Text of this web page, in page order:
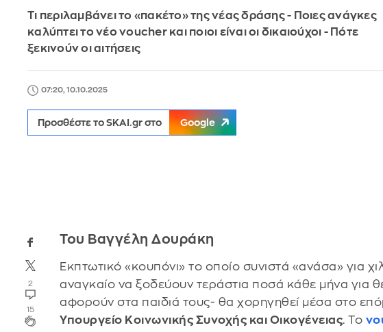
Τι περιλαμβάνει το «πακέτο» της νέας δράσης - Ποιες ανάγκες
καλύπτει το νέο voucher και ποιοι είναι οι δικαιούχοι - Πότε
ξεκινούν οι αιτήσεις
07:20, 10.10.2025
Προσθέστε το SKAI.gr στο Google
2
15
Του Βαγγέλη Δουράκη
Εκπτωτικό «κουπόνι» το οποίο συνιστά «ανάσα» για
αναγκαίο να ξοδεύουν τεράστια ποσά κάθε μήνα για
αφορούν στα παιδιά τους- θα χορηγηθεί μέσα στο
Υπουργείο Κοινωνικής Συνοχής και Οικογένειας. Το